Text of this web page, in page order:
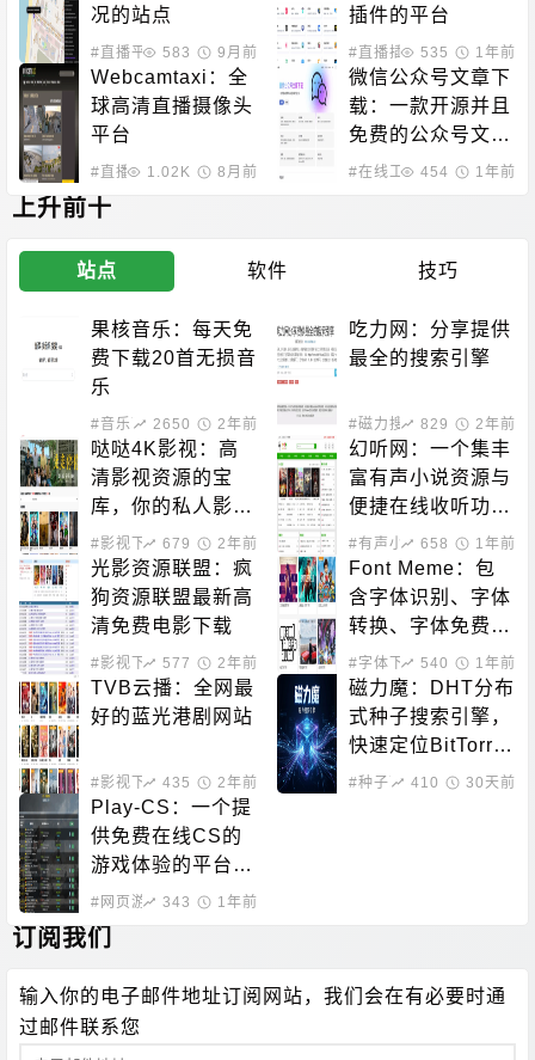
况的站点
#直播平台 583 9月前
插件的平台
#直播插件535 1年前
Webcamtaxi：全
球高清直播摄像头
平台
#直播平台1.02K 8月前
微信公众号文章下
载：一款开源并且
免费的公众号文章
下载工具
#在线工具454 1年前
上升前十
站点 软件 技巧
果核音乐：每天免
费下载20首无损音
乐
#音乐下载2650 2年前
吃力网：分享提供
最全的搜索引擎
#磁力搜索829 2年前
哒哒4K影视：高
清影视资源的宝
库，你的私人影院
新选择！
#影视下载 679 2年前
幻听网：一个集丰
富有声小说资源与
便捷在线收听功能
于一体的平台
#有声小说658 1年前
光影资源联盟：疯
狗资源联盟最新高
清免费电影下载
#影视下载 577 2年前
Font Meme：包
含字体识别、字体
转换、字体免费下
载的站点
#字体下载540 1年前
TVB云播：全网最
好的蓝光港剧网站
#影视下载 #在线影音
435 2年前
磁力魔：DHT分布
式种子搜索引擎，
快速定位BitTorre
nt资源
#种子下载 #磁力搜索
410 30天前
Play-CS：一个提
供免费在线CS的
游戏体验的平台，
无需下载即可畅玩
#网页游戏 343 1年前
订阅我们
输入你的电子邮件地址订阅网站，我们会在有必要时通
过邮件联系您